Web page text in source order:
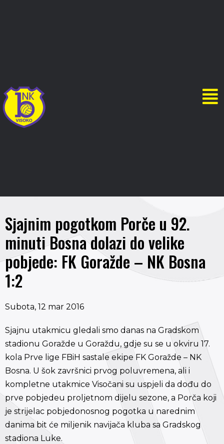
Sjajnim pogotkom Porče u 92.
minuti Bosna dolazi do velike
pobjede: FK Goražde – NK Bosna
1:2
Subota, 12 mar 2016
Sjajnu utakmicu gledali smo danas na Gradskom
stadionu Goražde u Goraždu, gdje su se u okviru 17.
kola Prve lige FBiH sastale ekipe FK Goražde – NK
Bosna. U šok završnici prvog poluvremena, ali i
kompletne utakmice Visočani su uspjeli da dođu do
prve pobjedeu proljetnom dijelu sezone, a Porča koji
je strijelac pobjedonosnog pogotka u narednim
danima bit će miljenik navijača kluba sa Gradskog
stadiona Luke.